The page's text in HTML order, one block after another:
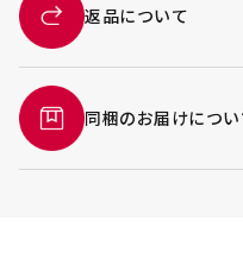
返品について
同梱のお届けにつ